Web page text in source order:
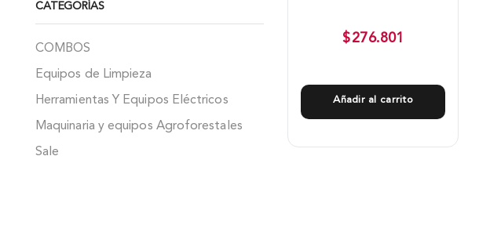
$276.801
Añadir al carrito
CATEGORÍAS
COMBOS
Equipos de Limpieza
Herramientas Y Equipos Eléctricos
Maquinaria y equipos Agroforestales
Sale